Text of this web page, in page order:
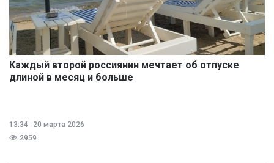
Каждый второй россиянин мечтает об отпуске
длиной в месяц и больше
13:34
20 марта 2026
2959